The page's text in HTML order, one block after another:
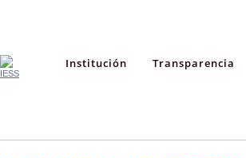
Institución Transparencia